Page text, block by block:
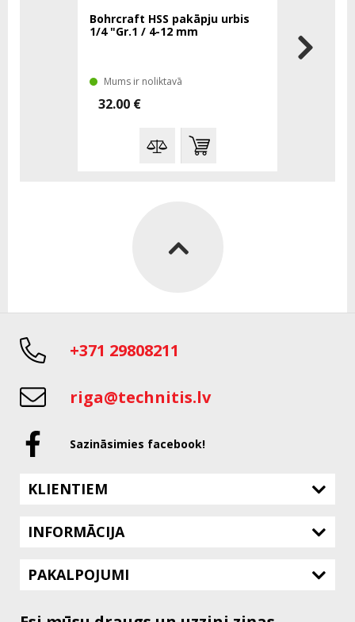
Bohrcraft HSS pakāpju urbis
1/4 "Gr.1 / 4-12 mm
Mums ir noliktavā
32.00 €
+371 29808211
riga@technitis.lv
Sazināsimies facebook!
KLIENTIEM
INFORMĀCIJA
PAKALPOJUMI